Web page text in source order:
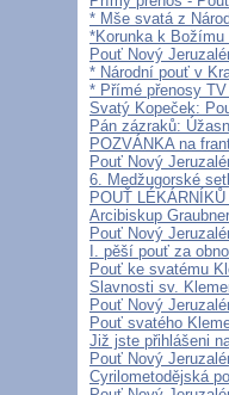
* Mše svatá z
*Korunka k Božímu
Pouť Nový
* Národní pouť v
* Přímé přenosy
Svatý Kopeček:
Pán zázraků:
POZVÁNKA na
Pouť Nový
6. Medžugorské
POUŤ
Arcibiskup
Pouť Nový
I. pěší pouť za
Pouť ke svatému
Slavnosti sv.
Pouť Nový
Pouť svatého
Již jste přihlášeni
Pouť Nový
Cyrilometodějská